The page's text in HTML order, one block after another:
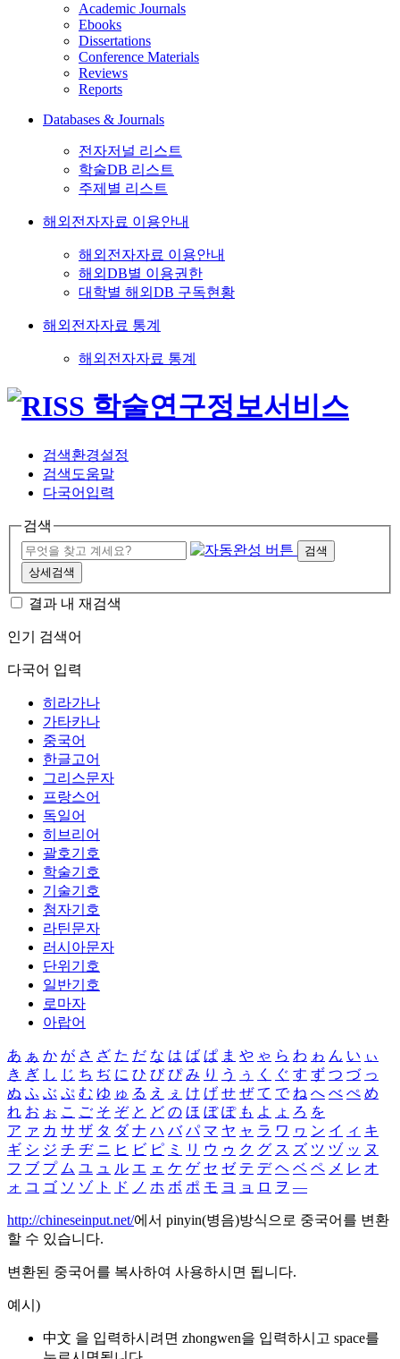
Academic Journals
Ebooks
Dissertations
Conference Materials
Reviews
Reports
Databases & Journals
전자저널 리스트
학술DB 리스트
주제별 리스트
해외전자자료 이용안내
해외전자자료 이용안내
해외DB별 이용권한
대학별 해외DB 구독현황
해외전자자료 통계
해외전자자료 통계
검색환경설정
검색도움말
다국어입력
검색
검색
상세검색
결과 내 재검색
인기 검색어
다국어 입력
히라가나
가타카나
중국어
한글고어
그리스문자
프랑스어
독일어
히브리어
괄호기호
학술기호
기술기호
첨자기호
라틴문자
러시아문자
단위기호
일반기호
로마자
아랍어
あ ぁ か が さ ざ た だ な は ば ぱ ま や ゃ ら わ ゎ ん い ぃ
き ぎ し じ ち ぢ に ひ び ぴ み り う ぅ く ぐ す ず つ づ っ
ぬ ふ ぶ ぷ む ゆ ゅ る え ぇ け げ せ ぜ て で ね へ べ ぺ め
れ お ぉ こ ご そ ぞ と ど の ほ ぼ ぽ も よ ょ ろ を
ア ァ カ サ ザ タ ダ ナ ハ バ パ マ ヤ ャ ラ ワ ヮ ン イ ィ キ
ギ シ ジ チ ヂ ニ ヒ ビ ピ ミ リ ウ ゥ ク グ ス ズ ツ ヅ ッ ヌ
フ ブ プ ム ユ ュ ル エ ェ ケ ゲ セ ゼ テ デ ヘ ベ ペ メ レ オ
ォ コ ゴ ソ ゾ ト ド ノ ホ ボ ポ モ ヨ ョ ロ ヲ ―
http://chineseinput.net/에서 pinyin(병음)방식으로 중국어를 변환
할 수 있습니다.
변환된 중국어를 복사하여 사용하시면 됩니다.
예시)
中文 을 입력하시려면 zhongwen을 입력하시고 space를